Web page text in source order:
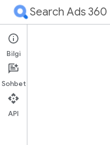
Search Ads
Genel bakış
Başlarken
Bilgi
Sohbet
API